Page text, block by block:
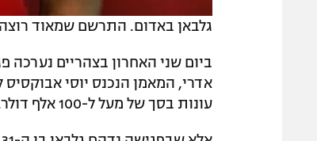
גלבאן באדום. התרשם שמאוד
ביום שני האחרון בצהריים נערכה
אדרי, המאמן הנכנס יוסי
עונות בסך של מעל ל-100 אלף דולר.